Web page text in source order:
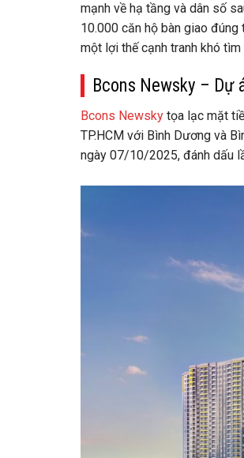
mạnh về hạ tầng và dân số
10.000 căn hộ bàn giao đúng
một lợi thế cạnh tranh khó
Bcons Newsky – Dự
Bcons Newsky tọa lạc mặt
TP.HCM với Bình Dương và
ngày 07/10/2025, đánh dấu